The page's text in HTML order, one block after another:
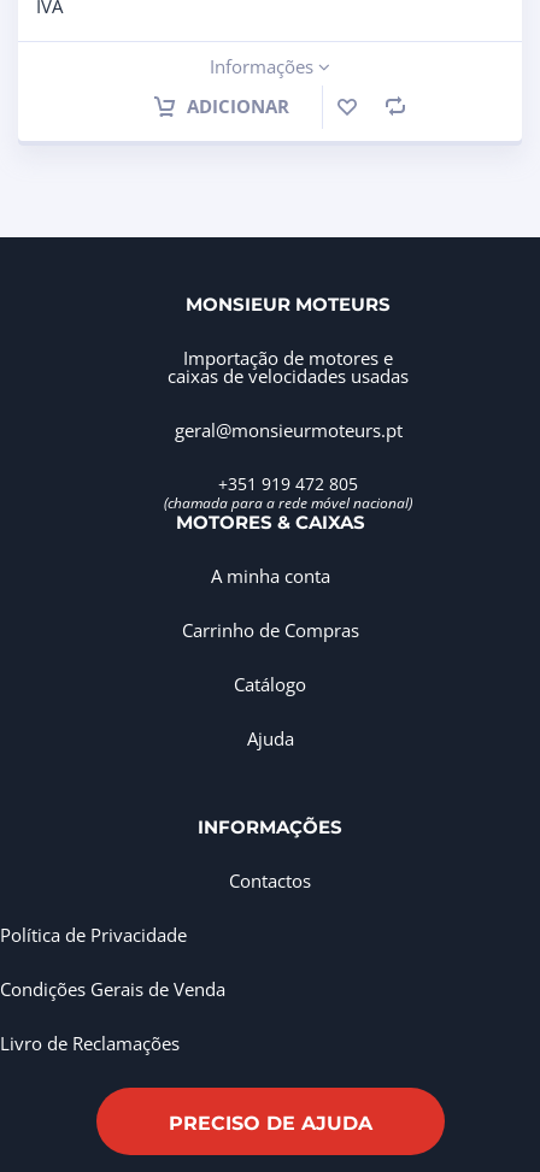
IVA
Informações
ADICIONAR
MONSIEUR MOTEURS
Importação de motores e
caixas de velocidades usadas
geral@monsieurmoteurs.pt
+351 919 472 805
(chamada para a rede móvel nacional)
MOTORES & CAIXAS
A minha conta
Carrinho de Compras
Catálogo
Ajuda
INFORMAÇÕES
Contactos
Política de Privacidade
Condições Gerais de Venda
Livro de Reclamações
PRECISO DE AJUDA